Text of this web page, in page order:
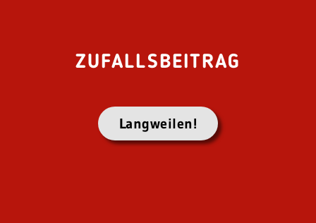
ZUFALLSBEITRAG
Langweilen!